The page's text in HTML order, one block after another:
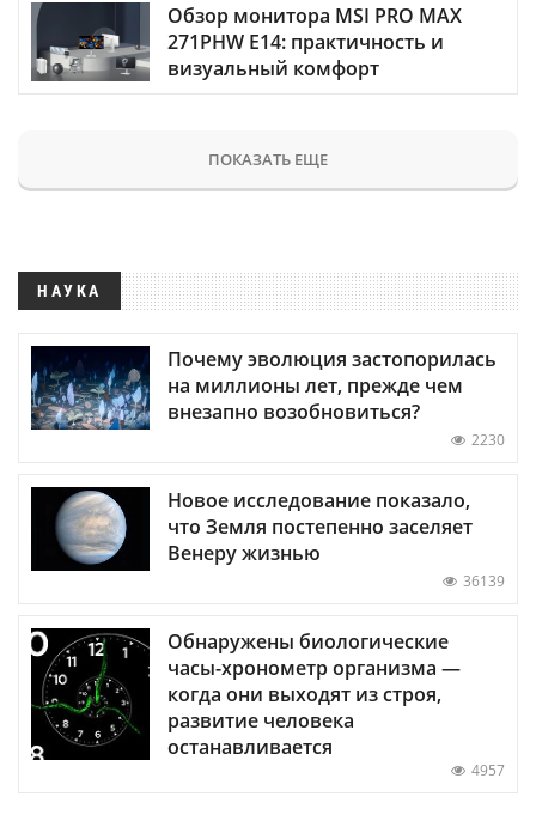
Обзор монитора MSI PRO MAX
271PHW E14: практичность и
визуальный комфорт
ПОКАЗАТЬ ЕЩЕ
НАУКА
Почему эволюция застопорилась
на миллионы лет, прежде чем
внезапно возобновиться?
2230
Новое исследование показало,
что Земля постепенно заселяет
Венеру жизнью
36139
Обнаружены биологические
часы-хронометр организма —
когда они выходят из строя,
развитие человека
останавливается
4957